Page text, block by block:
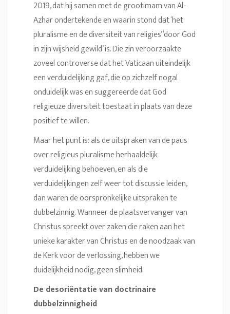
2019, dat hij samen met de grootimam van Al-
Azhar ondertekende en waarin stond dat ‘het
pluralisme en de diversiteit van religies’ ‘door God
in zijn wijsheid gewild’ is. Die zin veroorzaakte
zoveel controverse dat het Vaticaan uiteindelijk
een verduidelijking gaf, die op zichzelf nogal
onduidelijk was en suggereerde dat God
religieuze diversiteit toestaat in plaats van deze
positief te willen.
Maar het punt is: als de uitspraken van de paus
over religieus pluralisme herhaaldelijk
verduidelijking behoeven, en als die
verduidelijkingen zelf weer tot discussie leiden,
dan waren de oorspronkelijke uitspraken te
dubbelzinnig. Wanneer de plaatsvervanger van
Christus spreekt over zaken die raken aan het
unieke karakter van Christus en de noodzaak van
de Kerk voor de verlossing, hebben we
duidelijkheid nodig, geen slimheid.
De desoriëntatie van doctrinaire
dubbelzinnigheid